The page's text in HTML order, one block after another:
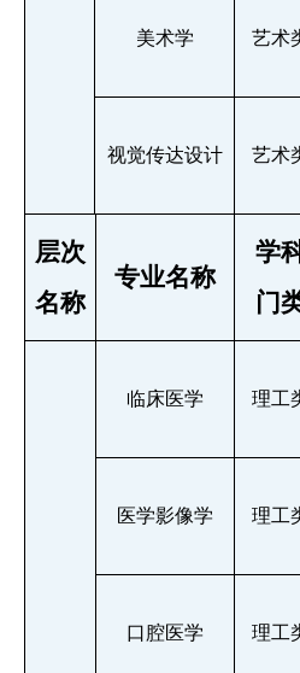
美术学 艺术
视觉传达设计 艺术
层次
名称
专业名称
学
门
临床医学 理工
医学影像学 理工
口腔医学 理工